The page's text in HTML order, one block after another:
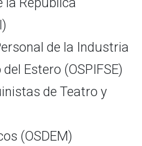
de la Industria
Estero (OSPIFSE)
de Teatro y
(OSDEM)